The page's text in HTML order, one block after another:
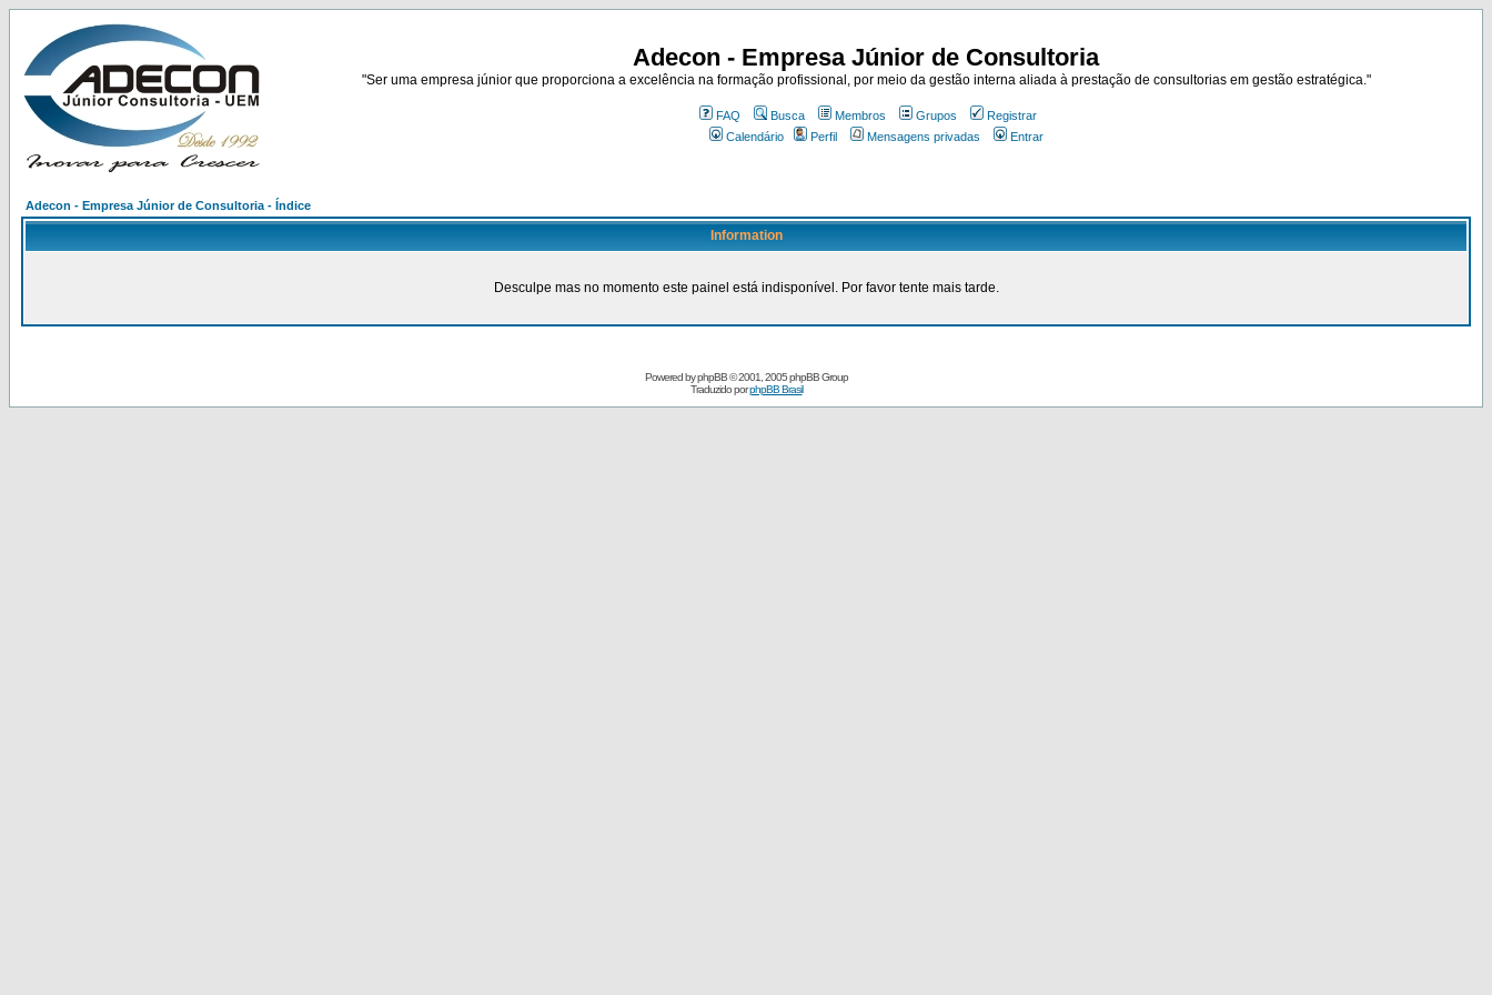
Adecon - Empresa Júnior de Consultoria
"Ser uma empresa júnior que proporciona a excelência na formação profissional, por meio da gestão interna aliada à prestação de consultorias em gestão estratégica."
FAQ Busca Membros Grupos
Registrar
Calendário
Perfil Mensagens privadas Entrar
Adecon - Empresa Júnior de Consultoria - Índice
Information
Desculpe mas no momento este painel está indisponível. Por favor tente mais tarde.
Powered byphpBB© 2001, 2005 phpBB Group
Traduzido porphpBB Brasil